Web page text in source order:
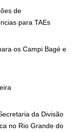
de
para TAEs
os Campi Bagé e
da Divisão
no Rio Grande do